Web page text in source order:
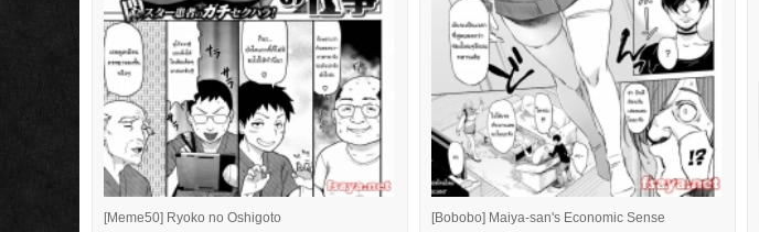
[Meme50] Ryoko no Oshigoto
[Bobobo] Maiya-san's Economic Sense